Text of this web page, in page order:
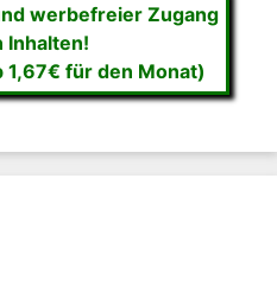
werbefreier Zugang
Inhalten!
1,67€ für den Monat)